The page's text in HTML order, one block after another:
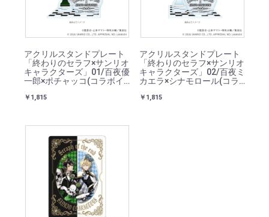
アクリルスタンドプレート
「終わりのセラフ×サンリオ
キャラクターズ」01/百夜優
一郎×ポチャッコ(コラボイ
￥1,815
アクリルスタンドプレート
「終わりのセラフ×サンリオ
キャラクターズ」02/百夜ミ
カエラ×シナモロール(コラ
￥1,815